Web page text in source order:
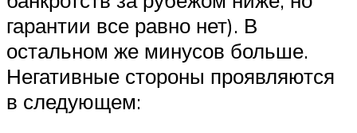
гарантии все равно нет). В
остальном же минусов больше.
Негативные стороны проявляются
в следующем: